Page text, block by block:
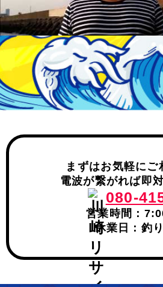
まずはお気軽にご
電波が繋がれば即
080-
営業時間：
休業日：釣